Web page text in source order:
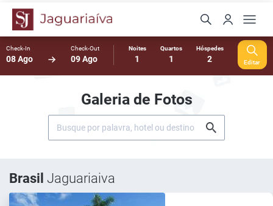
Check-In
08 Ago
Check-Out
09 Ago
Noites
1
Quartos
1
Hóspedes
2 Editar
Galeria de Fotos
Brasil Jaguariaiva